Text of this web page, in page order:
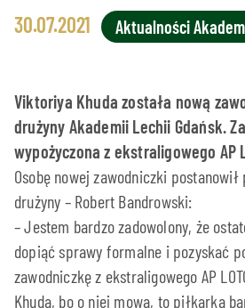
30.07.2021 Aktualności
Viktoriya Khuda została nową
drużyny Akademii Lechii Gdańsk.
wypożyczona z ekstraligowego AP
Osobę nowej zawodniczki
drużyny – Robert Bandrowski:
– Jestem bardzo zadowolony, że
dopiąć sprawy formalne i pozyskać
zawodniczkę z ekstraligowego AP
Khuda, bo o niej mowa, to piłkarka